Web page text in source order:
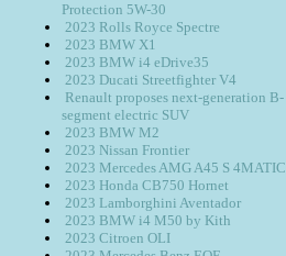
Protection 5W-30
2023 Rolls Royce Spectre
2023 BMW X1
2023 BMW i4 eDrive35
2023 Ducati Streetfighter V4
Renault proposes next-generation B-
segment electric SUV
2023 BMW M2
2023 Nissan Frontier
2023 Mercedes AMG A45 S 4MATIC
2023 Honda CB750 Hornet
2023 Lamborghini Aventador
2023 BMW i4 M50 by Kith
2023 Citroen OLI